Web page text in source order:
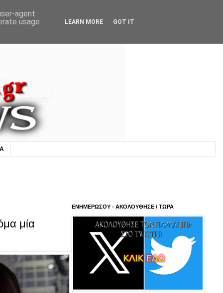
μία
ΕΝΗΜΕΡΩΣΟΥ - ΑΚΟΛΟΥΘΗΣΕ / ΤΩΡΑ
agent
usage
LEARN MORE GOT IT